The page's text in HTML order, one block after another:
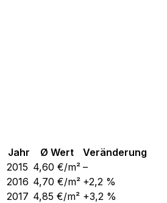
Jahr Ø Wert
Veränderung
2015 4,60 €/m² –
2016 4,70 €/m² +2,2 %
2017 4,85 €/m² +3,2 %